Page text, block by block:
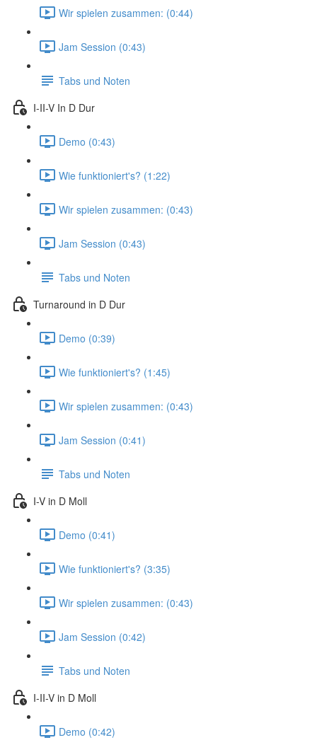
Wir spielen zusammen: (0:44)
Jam Session (0:43)
Tabs und Noten
I-II-V In D Dur
Demo (0:43)
Wie funktioniert's? (1:22)
Wir spielen zusammen: (0:43)
Jam Session (0:43)
Tabs und Noten
Turnaround in D Dur
Demo (0:39)
Wie funktioniert's? (1:45)
Wir spielen zusammen: (0:43)
Jam Session (0:41)
Tabs und Noten
I-V in D Moll
Demo (0:41)
Wie funktioniert's? (3:35)
Wir spielen zusammen: (0:43)
Jam Session (0:42)
Tabs und Noten
I-II-V in D Moll
Demo (0:42)